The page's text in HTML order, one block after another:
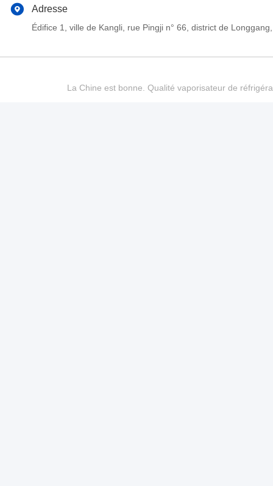
Adresse
Édifice 1, ville de Kangli, rue Pingji n° 66, district de
La Chine est bonne. Qualité vaporisateur de